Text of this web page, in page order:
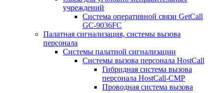
учреждений
Система оперативной связи GetCall
GC-9036FC
Палатная сигнализация, системы вызова
персонала
Системы палатной сигнализации
Системы вызова персонала HostCall
Гибридная система вызова
персонала HostCall-CMP
Проводная система вызова